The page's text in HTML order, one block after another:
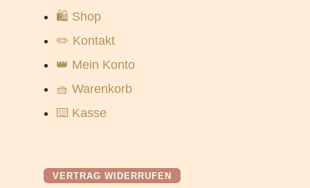
🛍️ Shop
✏️ Kontakt
👑 Mein Konto
🧺 Warenkorb
⌨️ Kasse
VERTRAG WIDERRUFEN